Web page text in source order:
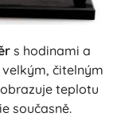
s hodinami a
čitelným
teplotu
současně.